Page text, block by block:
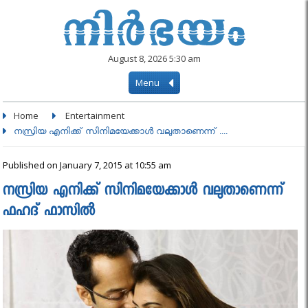
August 8, 2026 5:30 am
Menu
Home Entertainment
നസ്രിയ എനിക്ക് സിനിമയേക്കാൾ വലുതാണെന്ന് ....
Published on January 7, 2015 at 10:55 am
നസ്രിയ എനിക്ക് സിനിമയേക്കാൾ വലുതാണെന്ന്
ഫഹദ് ഫാസിൽ